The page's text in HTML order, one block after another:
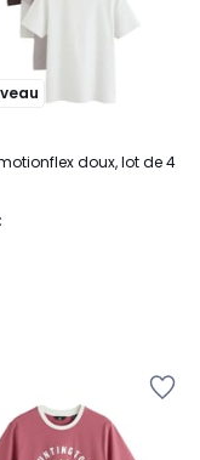
doux, lot de 4